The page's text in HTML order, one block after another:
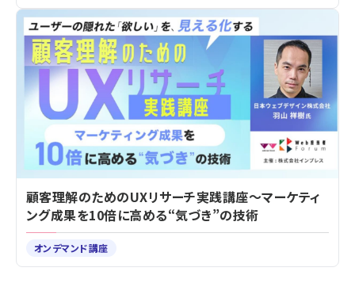
顧客理解のためのUXリサーチ実践講座～マーケティ
ング成果を10倍に高める“気づき”の技術
オンデマンド講座